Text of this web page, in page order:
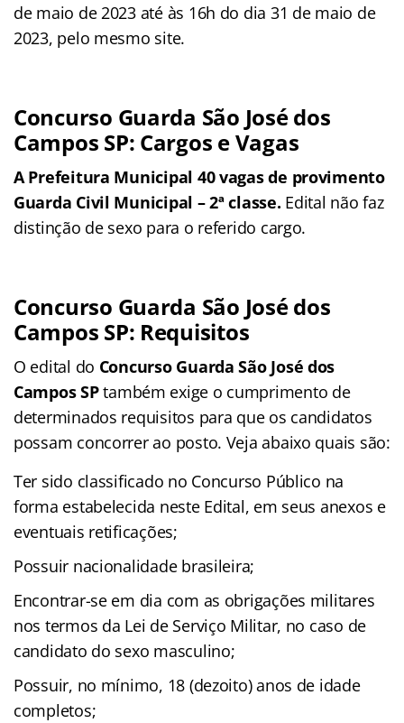
de maio de 2023 até às 16h do dia 31 de maio de
2023, pelo mesmo site.
Concurso Guarda São José dos
Campos SP: Cargos e Vagas
A Prefeitura Municipal 40 vagas de provimento
Guarda Civil Municipal – 2ª classe. Edital não faz
distinção de sexo para o referido cargo.
Concurso Guarda São José dos
Campos SP: Requisitos
O edital do Concurso Guarda São José dos
Campos SPtambém exige o cumprimento de
determinados requisitos para que os candidatos
possam concorrer ao posto. Veja abaixo quais são:
Ter sido classificado no Concurso Público na
forma estabelecida neste Edital, em seus anexos e
eventuais retificações;
Possuir nacionalidade brasileira;
Encontrar-se em dia com as obrigações militares
nos termos da Lei de Serviço Militar, no caso de
candidato do sexo masculino;
Possuir, no mínimo, 18 (dezoito) anos de idade
completos;